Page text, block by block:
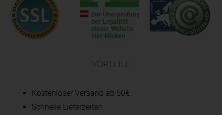
VORTEILE
Kostenloser Versand ab 50€
Schnelle Lieferzeiten